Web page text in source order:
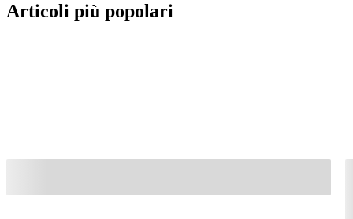
Articoli più popolari